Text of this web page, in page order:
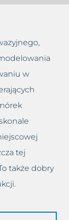
w
tej
także dobry